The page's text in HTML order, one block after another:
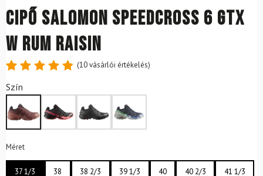
Cipő SALOMON Speedcross 6 GTX
W Rum Raisin
4.9
ből,
értékelés
alapján
(10vásárlói értékelés)
Szín
Méret
37 1/3 38 38 2/3 39 1/3 40 40 2/3 41 1/3